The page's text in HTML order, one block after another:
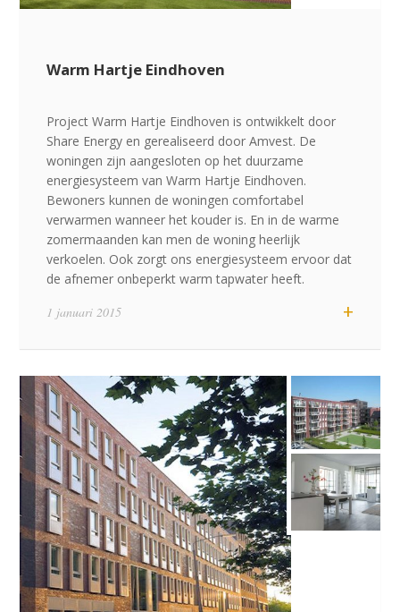
Warm Hartje Eindhoven
Project Warm Hartje Eindhoven is ontwikkelt door
Share Energy en gerealiseerd door Amvest. De
woningen zijn aangesloten op het duurzame
energiesysteem van Warm Hartje Eindhoven.
Bewoners kunnen de woningen comfortabel
verwarmen wanneer het kouder is. En in de warme
zomermaanden kan men de woning heerlijk
verkoelen. Ook zorgt ons energiesysteem ervoor dat
de afnemer onbeperkt warm tapwater heeft.
+
1 januari 2015